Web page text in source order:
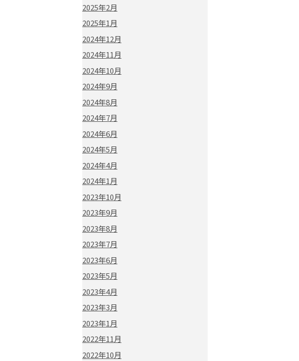
2025年2月
2025年1月
2024年12月
2024年11月
2024年10月
2024年9月
2024年8月
2024年7月
2024年6月
2024年5月
2024年4月
2024年1月
2023年10月
2023年9月
2023年8月
2023年7月
2023年6月
2023年5月
2023年4月
2023年3月
2023年1月
2022年11月
2022年10月